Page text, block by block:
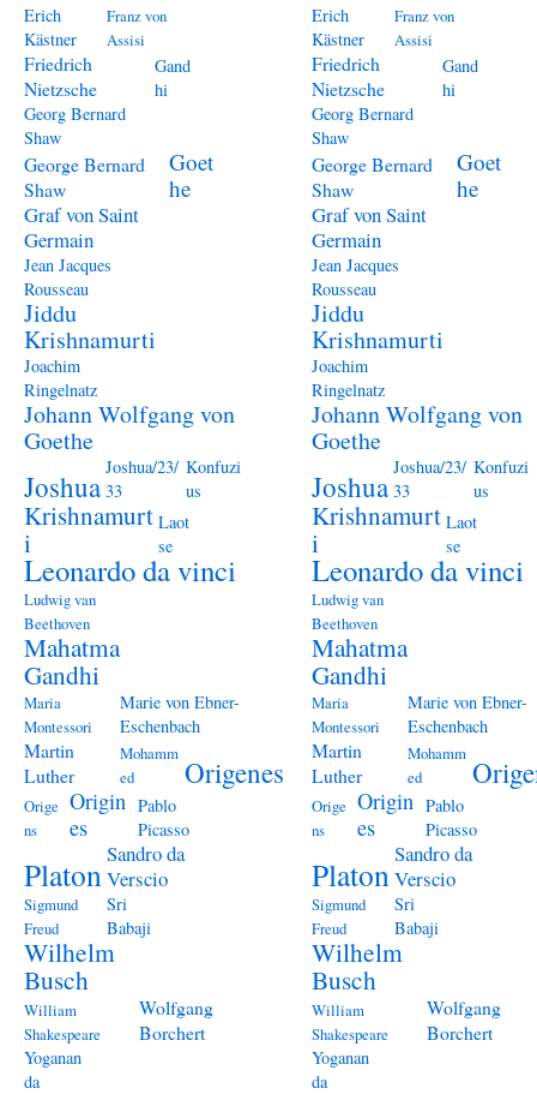
Erich
Kästner
Franz von
Assisi
Friedrich
Nietzsche
Gand
hi
Georg Bernard
Shaw
George Bernard
Shaw
Goet
he
Graf von Saint
Germain
Jean Jacques
Rousseau
Jiddu
Krishnamurti
Joachim
Ringelnatz
Johann Wolfgang von
Goethe
Joshua
Joshua/23/
33
Konfuzi
us
Krishnamurt
i
Laot
se
Leonardo da vinci
Ludwig van
Beethoven
Mahatma
Gandhi
Maria
Montessori
Marie von Ebner-
Eschenbach
Martin
Luther
Mohamm
ed
Origenes
Orige
ns
Origin
es
Pablo
Picasso
Platon
Sandro da
Verscio
Sigmund
Freud
Sri
Babaji
Wilhelm
Busch
William
Shakespeare
Wolfgang
Borchert
Yoganan
da
Erich
Kästner
Franz von
Assisi
Friedrich
Nietzsche
Gand
hi
Georg Bernard
Shaw
George Bernard
Shaw
Goet
he
Graf von Saint
Germain
Jean Jacques
Rousseau
Jiddu
Krishnamurti
Joachim
Ringelnatz
Johann Wolfgang von
Goethe
Joshua
Joshua/23/
33
Konfuzi
us
Krishnamurt
i
Laot
se
Leonardo da vinci
Ludwig van
Beethoven
Mahatma
Gandhi
Maria
Montessori
Marie von Ebner-
Eschenbach
Martin
Luther
Mohamm
ed
Orige
ns
Origin
es
Pablo
Picasso
Platon
Sandro da
Verscio
Sigmund
Freud
Sri
Babaji
Wilhelm
Busch
William
Shakespeare
Wolfgang
Borchert
Yoganan
da